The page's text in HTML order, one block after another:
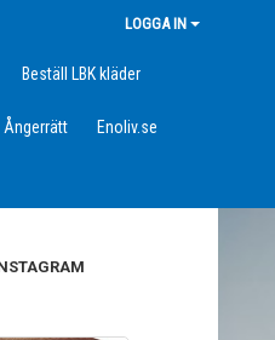
LOGGA IN
Beställ LBK kläder
Ångerrätt Enoliv.se